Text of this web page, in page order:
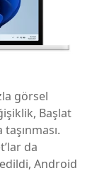
görsel
Başlat
da
Android